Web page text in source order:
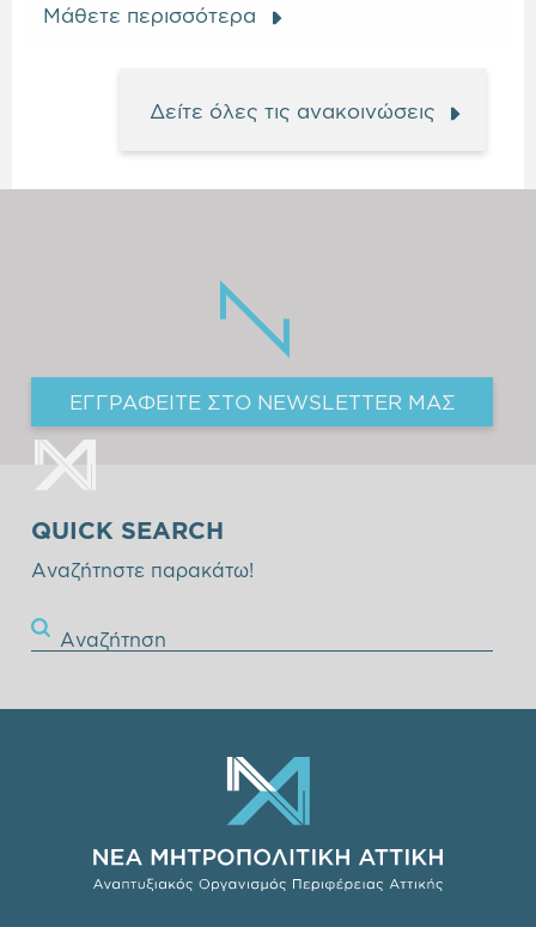
Μάθετε περισσότερα
Δείτε όλες τις ανακοινώσεις
ΕΓΓΡΑΦΕΙΤΕ ΣΤΟ NEWSLETTER ΜΑΣ
QUICK SEARCH
Αναζήτηστε παρακάτω!
Αναζήτηση